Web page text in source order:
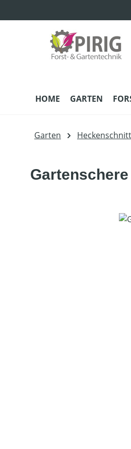
HOME GARTEN
Garten
Bildergalerie überspringen